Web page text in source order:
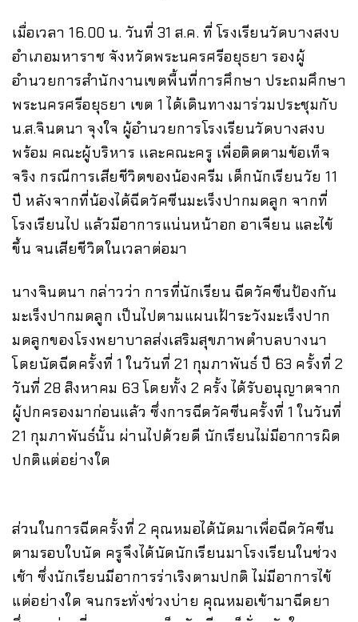
เมื่อเวลา 16.00 น. วันที่ 31 ส.ค. ที่ โรงเรียนวัดบางสงบ
อำเภอมหาราช จังหวัดพระนครศรีอยุธยา รองผู้
อำนวยการสำนักงานเขตพื้นที่การศึกษา ประถมศึกษา
พระนครศรีอยุธยา เขต 1 ได้เดินทางมาร่วมประชุมกับ
น.ส.จินตนา จุงใจ ผู้อำนวยการโรงเรียนวัดบางสงบ
พร้อม คณะผู้บริหาร เเละคณะครู เพื่อติดตามข้อเท็จ
จริง กรณีการเสียชีวิตของน้องครีม เด็กนักเรียนวัย 11
ปี หลังจากที่น้องได้ฉีดวัคซีนมะเร็งปากมดลูก จากที่
โรงเรียนไป แล้วมีอาการแน่นหน้าอก อาเจียน และไข้
ขึ้น จนเสียชีวิตในเวลาต่อมา
นางจินตนา กล่าวว่า การที่นักเรียน ฉีดวัคซีนป้องกัน
มะเร็งปากมดลูก เป็นไปตามแผนเฝ้าระวังมะเร็งปาก
มดลูกของโรงพยาบาลส่งเสริมสุขภาพตำบลบางนา
โดยนัดฉีดครั้งที่ 1 ในวันที่ 21 กุมภาพันธ์ ปี 63 ครั้งที่ 2
วันที่ 28 สิงหาคม 63 โดยทั้ง 2 ครั้ง ได้รับอนุญาตจาก
ผู้ปกครองมาก่อนแล้ว ซึ่งการฉีดวัคซีนครั้งที่ 1 ในวันที่
21 กุมภาพันธ์นั้น ผ่านไปด้วยดี นักเรียนไม่มีอาการผิด
ปกติแต่อย่างใด
ส่วนในการฉีดครั้งที่ 2 คุณหมอได้นัดมาเพื่อฉีดวัคซีน
ตามรอบใบนัด ครูจึงได้นัดนักเรียนมาโรงเรียนในช่วง
เช้า ซึ่งนักเรียนมีอาการร่าเริงตามปกติ ไม่มีอาการไข้
แต่อย่างใด จนกระทั่งช่วงบ่าย คุณหมอเข้ามาฉีดยา